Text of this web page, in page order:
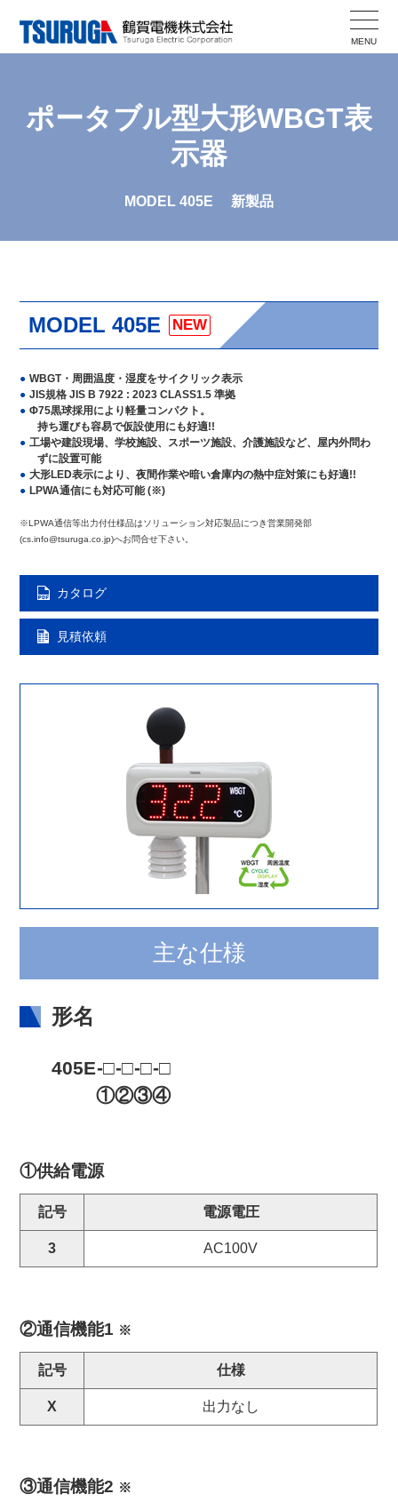
content
MENU
ポータブル型大形WBGT表
示器
MODEL 405E 新製品
MODEL 405E NEW
WBGT・周囲温度・湿度をサイクリック表示
JIS規格 JIS B 7922 : 2023 CLASS1.5 準拠
Φ75黒球採用により軽量コンパクト。
持ち運びも容易で仮設使用にも好適!!
工場や建設現場、学校施設、スポーツ施設、介護施設など、屋内外問わ
ずに設置可能
大形LED表示により、夜間作業や暗い倉庫内の熱中症対策にも好適!!
LPWA通信にも対応可能 (※)
※LPWA通信等出力付仕様品はソリューション対応製品につき営業開発部
(cs.info@tsuruga.co.jp)へお問合せ下さい。
カタログ
見積依頼
主な仕様
形名
405E-□-□-□-□
①②③④
①供給電源
記号 電源電圧
3 AC100V
②通信機能1 ※
記号 仕様
X 出力なし
③通信機能2 ※